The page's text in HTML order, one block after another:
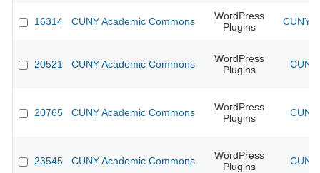
16314 CUNY Academic Commons
WordPress
Plugins
CUNY
20521 CUNY Academic Commons
WordPress
Plugins
20765 CUNY Academic Commons
WordPress
Plugins
23545 CUNY Academic Commons
WordPress
Plugins